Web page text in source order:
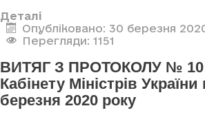
Деталі
Опубліковано: 30 березня
Перегляди: 1151
ВИТЯГ З ПРОТОКОЛУ № 10
Кабінету Міністрів України
березня 2020 року